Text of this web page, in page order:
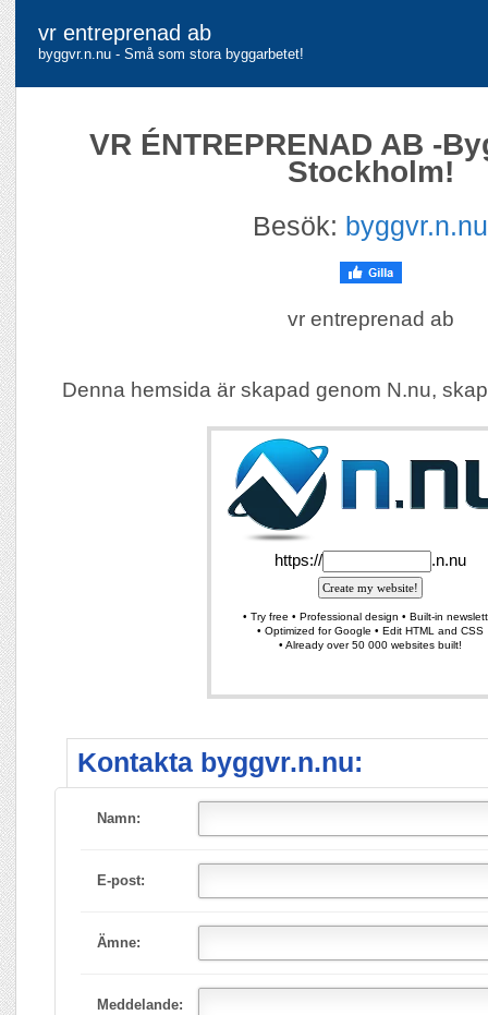
vr entreprenad ab
byggvr.n.nu - Små som stora byggarbetet!
VR ÉNTREPRENAD AB -
Stockholm!
Besök: byggvr.n.nu
vr entreprenad ab
Denna hemsida är skapad genom N.nu,
Kontakta byggvr.n.nu:
Namn:
E-post:
Ämne:
Meddelande: